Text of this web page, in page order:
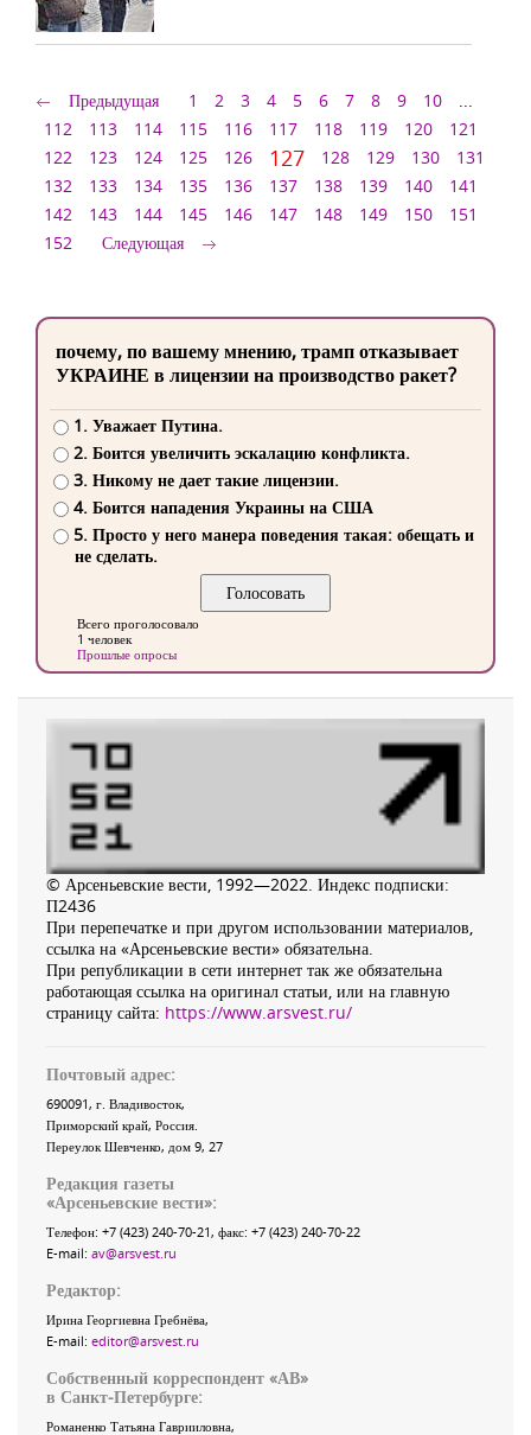
Предыдущая 1 2 3 4 5 6 7 8 9 10
...
112
113 114 115 116 117 118 119 120
121
122
123 124 125 126 127 128 129 130
131
132
133 134 135 136 137 138 139 140
141
142
143 144 145 146 147 148 149 150
151
152
Следующая
почему, по вашему мнению, трамп отказывает
УКРАИНЕ в лицензии на производство ракет?
1. Уважает Путина.
2. Боится увеличить эскалацию конфликта.
3. Никому не дает такие лицензии.
4. Боится нападения Украины на США
5. Просто у него манера поведения такая: обещать и
не сделать.
Всего проголосовало
1 человек
Прошлые опросы
© Арсеньевские вести, 1992—2022. Индекс подписки:
П2436
При перепечатке и при другом использовании материалов,
ссылка на «Арсеньевские вести» обязательна.
При републикации в сети интернет так же обязательна
работающая ссылка на оригинал статьи, или на главную
страницу сайта: https://www.arsvest.ru/
Почтовый адрес:
690091, г. Владивосток,
Приморский край, Россия
Переулок Шевченко, дом 9, 27
Редакция газеты
«Арсеньевские вести»:
Телефон: +7 (423) 240-70-21, факс: +7 (423) 240-70-22
E-mail: av@arsvest.ru
Редактор:
Ирина Георгиевна Гребнёва,
E-mail: editor@arsvest.ru
Собственный корреспондент «АВ»
в Санкт-Петербурге:
Романенко Татьяна Гаврииловна,